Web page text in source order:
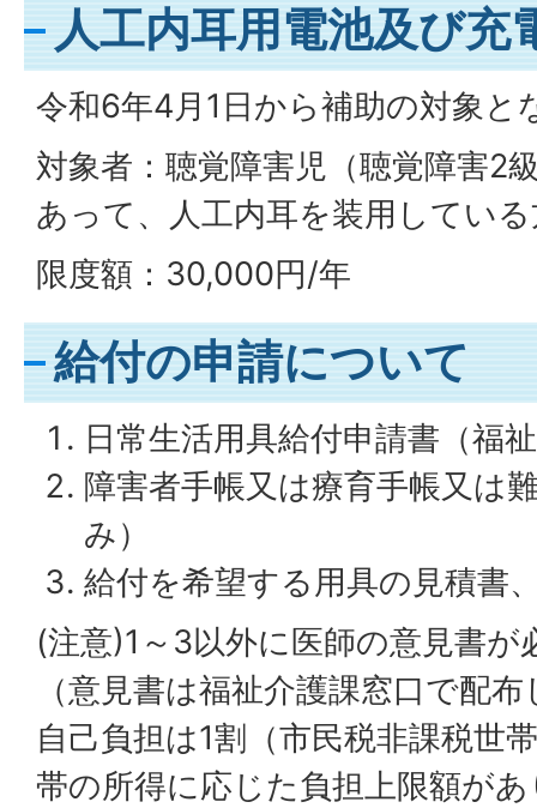
人工内耳用電池及び充
令和6年4月1日から補助の対象と
対象者：聴覚障害児（聴覚障害2
あって、人工内耳を装用してい
限度額：30,000円/年
給付の申請について
日常生活用具給付申請書（福
障害者手帳又は療育手帳又は
み）
給付を希望する用具の見積書
(注意)1～3以外に医師の意見書
（意見書は福祉介護課窓口で配
自己負担は1割（市民税非課税世
帯の所得に応じた負担上限額が